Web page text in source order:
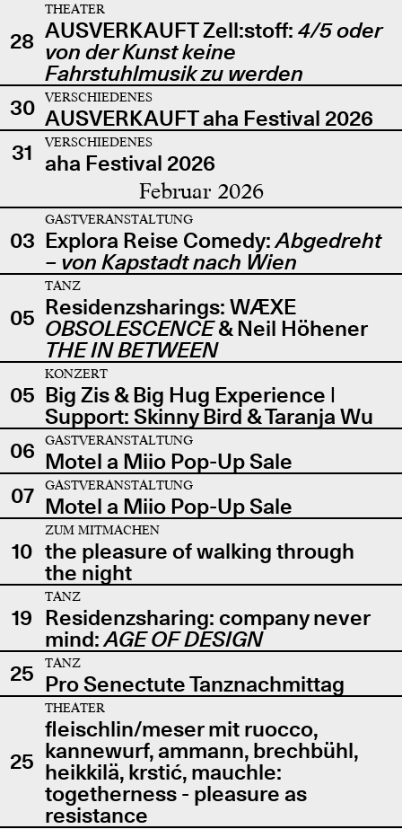
28
THEATER
AUSVERKAUFT Zell:stoff: 4/5 oder
von der Kunst keine
Fahrstuhlmusik zu werden
30
VERSCHIEDENES
AUSVERKAUFT aha Festival 2026
31
VERSCHIEDENES
aha Festival 2026
Februar 2026
03
GASTVERANSTALTUNG
Explora Reise Comedy:Abgedreht
– von Kapstadt nach Wien
05
TANZ
Residenzsharings: WÆXE
OBSOLESCENCE& Neil Höhener
THE IN BETWEEN
05
KONZERT
Big Zis & Big Hug Experience |
Support: Skinny Bird & Taranja Wu
06
GASTVERANSTALTUNG
Motel a Miio Pop-Up Sale
07
GASTVERANSTALTUNG
Motel a Miio Pop-Up Sale
10
ZUM MITMACHEN
the pleasure of walking through
the night
19
TANZ
Residenzsharing: company never
mind:AGE OF DESIGN
25
TANZ
Pro Senectute Tanznachmittag
25
THEATER
fleischlin/meser mit ruocco,
kannewurf, ammann, brechbühl,
heikkilä, krstić, mauchle:
togetherness - pleasure as
resistance